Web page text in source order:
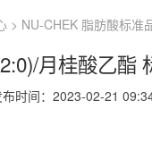
> NU-CHEK 脂肪酸标准
月桂酸乙酯
布时间：2023-02-21